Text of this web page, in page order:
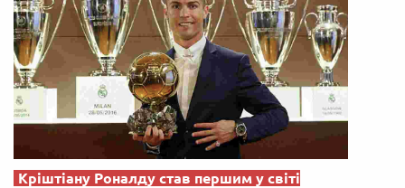
Кріштіану Роналду став першим у світі